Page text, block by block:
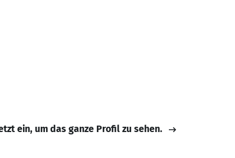
ein, um das ganze Profil zu sehen.